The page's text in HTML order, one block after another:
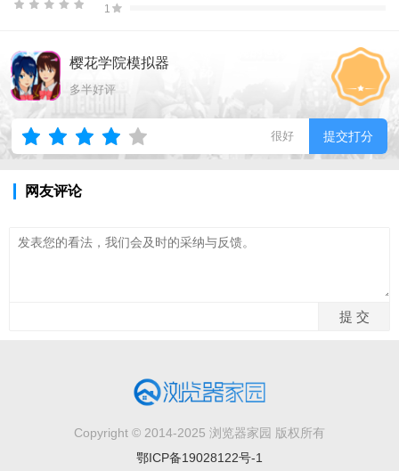
1
樱花学院模拟器
多半好评
很好 提交打分
网友评论
Copyright © 2014-2025 浏览器家园 版权所有
鄂ICP备19028122号-1